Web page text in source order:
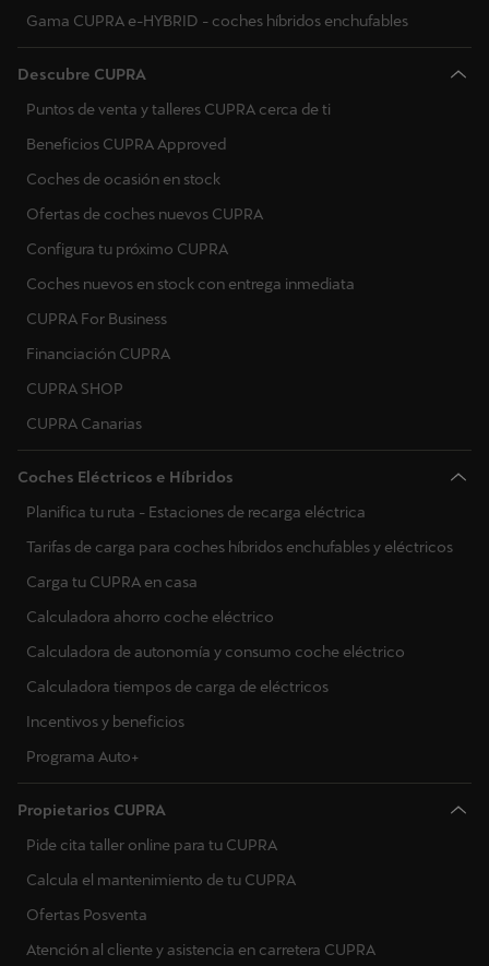
Polonia
Serbia
Suecia
Eslovaquia
Ucrania
Gama CUPRA e-HYBRID - coches híbridos enchufables
Descubre CUPRA
Puntos de venta y talleres CUPRA cerca de ti
Beneficios CUPRA Approved
Coches de ocasión en stock
Ofertas de coches nuevos CUPRA
Configura tu próximo CUPRA
Coches nuevos en stock con entrega inmediata
CUPRA For Business
Financiación CUPRA
CUPRA SHOP
CUPRA Canarias
Coches Eléctricos e Híbridos
Planifica tu ruta - Estaciones de recarga eléctrica
Tarifas de carga para coches híbridos enchufables y eléctricos
Carga tu CUPRA en casa
Calculadora ahorro coche eléctrico
Calculadora de autonomía y consumo coche eléctrico
Calculadora tiempos de carga de eléctricos
Incentivos y beneficios
Programa Auto+
Propietarios CUPRA
Pide cita taller online para tu CUPRA
Calcula el mantenimiento de tu CUPRA
Ofertas Posventa
Atención al cliente y asistencia en carretera CUPRA